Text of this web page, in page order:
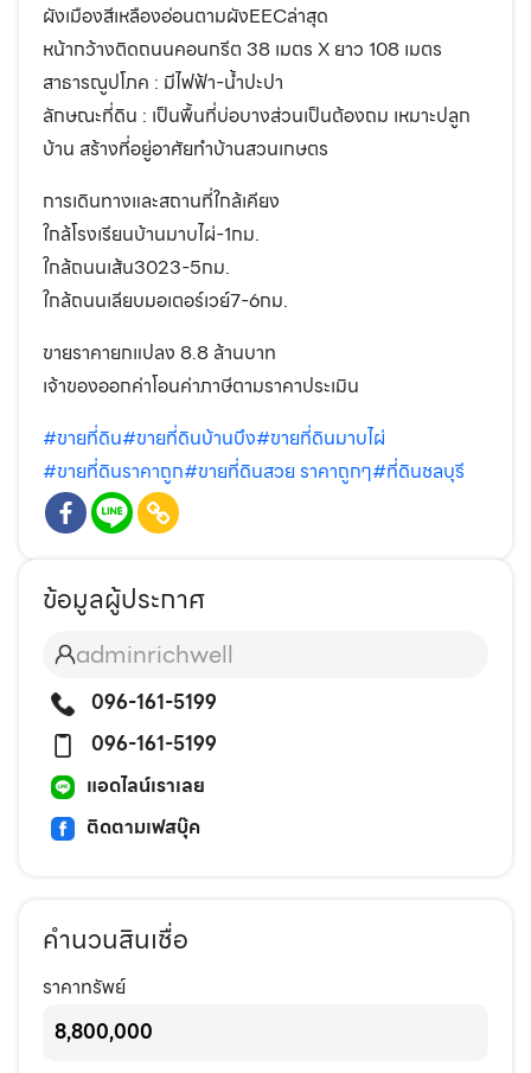
ผังเมืองสีเหลืองอ่อนตามผังEECล่าสุด
หน้ากว้างติดถนนคอนกรีต 38 เมตร X ยาว 108 เมตร
สาธารณูปโภค : มีไฟฟ้า-น้ำปะปา
ลักษณะที่ดิน : เป็นพื้นที่บ่อบางส่วนเป็นต้องถม เหมาะปลูก
บ้าน สร้างที่อยู่อาศัยทำบ้านสวนเกษตร
การเดินทางและสถานที่ใกล้เคียง
ใกล้โรงเรียนบ้านมาบไผ่-1กม.
ใกล้ถนนเส้น3023-5กม.
ใกล้ถนนเลียบมอเตอร์เวย์7-6กม.
ขายราคายกแปลง 8.8 ล้านบาท
เจ้าของออกค่าโอนค่าภาษีตามราคาประเมิน
#ขายที่ดิน#ขายที่ดินบ้านบึง#ขายที่ดินมาบไผ่
#ขายที่ดินราคาถูก#ขายที่ดินสวย ราคาถูกๆ#ที่ดินชลบุรี
ข้อมูลผู้ประกาศ
adminrichwell
096-161-5199
096-161-5199
แอดไลน์เราเลย
ติดตามเฟสบุ๊ค
คำนวนสินเชื่อ
ราคาทรัพย์